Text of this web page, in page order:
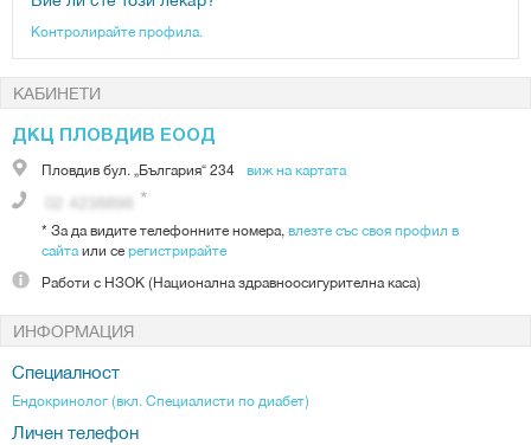
Контролирайте профила.
КАБИНЕТИ
ДКЦ ПЛОВДИВ ЕООД
Пловдивбул. „България“ 234 виж на картата
* За да видите телефонните номера, влезте със своя профил в
сайтаили серегистрирайте
Работи с НЗОК (Национална здравноосигурителна каса)
ИНФОРМАЦИЯ
Специалност
Ендокринолог (вкл. Специалисти по диабет)
Личен телефон